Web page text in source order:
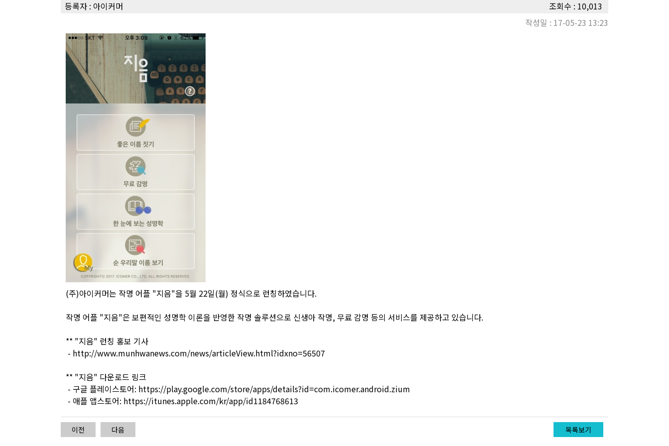
등록자 : 아이커머
조회수 : 10,013
작성일 : 17-05-23 13:23
(주)아이커머는 작명 어플 "지음"을 5월 22일(월) 정식으로 런칭하였습니다.
작명 어플 "지음"은 보편적인 성명학 이론을 반영한 작명 솔루션으로 신생아 작명, 무료 감명 등의 서비스를 제공하고 있습니다.
** "지음" 런칭 홍보 기사
- http://www.munhwanews.com/news/articleView.html?idxno=56507
** "지음" 다운로드 링크
- 구글 플레이스토어: https://play.google.com/store/apps/details?id=com.icomer.android.zium
- 애플 앱스토어: https://itunes.apple.com/kr/app/id1184768613
이전 다음 목록보기